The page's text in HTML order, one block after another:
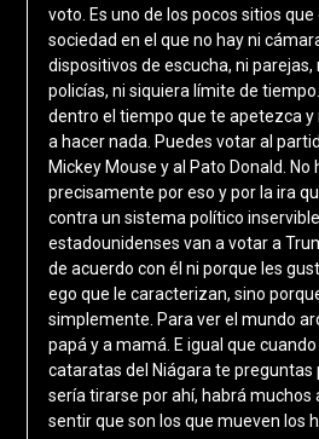
voto. Es uno de los pocos sitios
sociedad en el que no hay ni
dispositivos de escucha, ni parejas,
policías, ni siquiera límite de
dentro el tiempo que te apetezca y
a hacer nada. Puedes votar al
Mickey Mouse y al Pato Donald. No
precisamente por eso y por la ira
contra un sistema político
estadounidenses van a votar a
de acuerdo con él ni porque les
ego que le caracterizan, sino
simplemente. Para ver el mundo
papá y a mamá. E igual que
cataratas del Niágara te preguntas
sería tirarse por ahí, habrá muchos
sentir que son los que mueven los